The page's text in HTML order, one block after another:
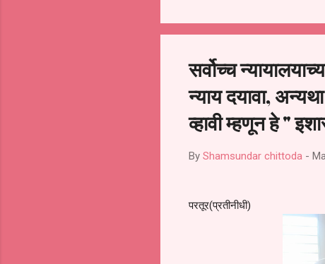
सर्वोच्च
न्याय दयावा,
व्हावी म्हणून हे "
By Shamsundar chittoda -
परतूर(प्रतीनीधी)